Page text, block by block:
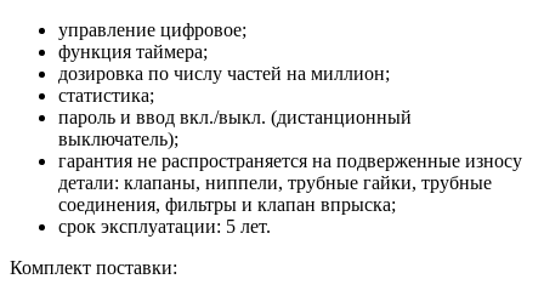
управление цифровое;
функция таймера;
дозировка по числу частей на миллион;
статистика;
пароль и ввод вкл./выкл. (дистанционный
выключатель);
гарантия не распространяется на подверженные износу
детали: клапаны, ниппели, трубные гайки, трубные
соединения, фильтры и клапан впрыска;
срок эксплуатации: 5 лет.
Комплект поставки: